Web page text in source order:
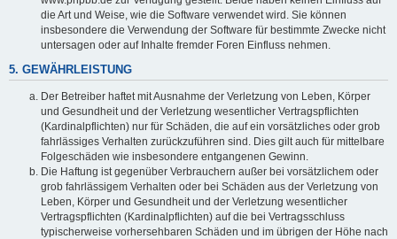
die Art und Weise, wie die Software verwendet wird. Sie können
insbesondere die Verwendung der Software für bestimmte Zwecke nicht
untersagen oder auf Inhalte fremder Foren Einfluss nehmen.
5. GEWÄHRLEISTUNG
Der Betreiber haftet mit Ausnahme der Verletzung von Leben, Körper
und Gesundheit und der Verletzung wesentlicher Vertragspflichten
(Kardinalpflichten) nur für Schäden, die auf ein vorsätzliches oder grob
fahrlässiges Verhalten zurückzuführen sind. Dies gilt auch für mittelbare
Folgeschäden wie insbesondere entgangenen Gewinn.
Die Haftung ist gegenüber Verbrauchern außer bei vorsätzlichem oder
grob fahrlässigem Verhalten oder bei Schäden aus der Verletzung von
Leben, Körper und Gesundheit und der Verletzung wesentlicher
Vertragspflichten (Kardinalpflichten) auf die bei Vertragsschluss
typischerweise vorhersehbaren Schäden und im übrigen der Höhe nach